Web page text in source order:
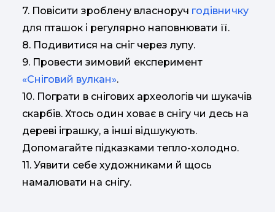
7. Повісити зроблену власноруч годівничку
для пташок і регулярно наповнювати її.
8. Подивитися на сніг через лупу.
9. Провести зимовий експеримент
«Сніговий вулкан».
10. Пограти в снігових археологів чи шукачів
скарбів. Хтось один ховає в снігу чи десь на
дереві іграшку, а інші відшукують.
Допомагайте підказками тепло-холодно.
11. Уявити себе художниками й щось
намалювати на снігу.